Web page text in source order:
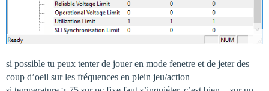
si possible tu peux tenter de jouer en mode fenetre et de jeter des
coup d’oeil sur les fréquences en plein jeu/action